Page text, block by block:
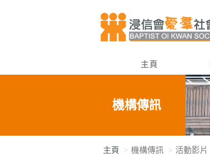
主頁
機構傳訊
主頁 機構傳訊 活動影片